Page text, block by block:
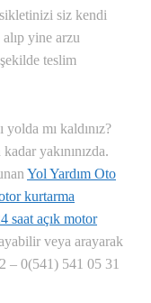
siz kendi
yine arzu
teslim
mı kaldınız?
yakınınızda.
Yol Yardım Oto
kurtarma
saat açık motor
veya arayarak
– 0(541) 541 05 31